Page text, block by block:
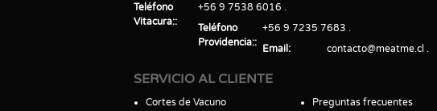
Teléfono
Vitacura:
+56 9 7538 6016
Teléfono
Providencia:
+56 9 7235 7683
Email
contacto@meatme.cl
SERVICIO AL CLIENTE
Cortes de Vacuno Preguntas frecuentes